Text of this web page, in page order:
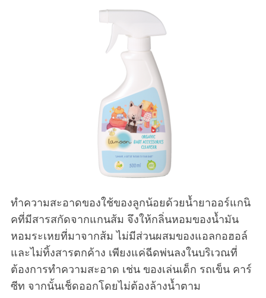
ทำความสะอาดของใช้ของลูกน้อยด้วยน้ำยาออร์แกนิ
คที่มีสารสกัดจากแกนส้ม จึงให้กลิ่นหอมของน้ำมัน
หอมระเหยที่มาจากส้ม ไม่มีส่วนผสมของแอลกอฮอล์
และไม่ทิ้งสารตกค้าง เพียงแค่ฉีดพ่นลงในบริเวณที่
ต้องการทำความสะอาด เช่น ของเล่นเด็ก รถเข็น คาร์
ซีท จากนั้นเช็ดออกโดยไม่ต้องล้างน้ำตาม
o
r
: